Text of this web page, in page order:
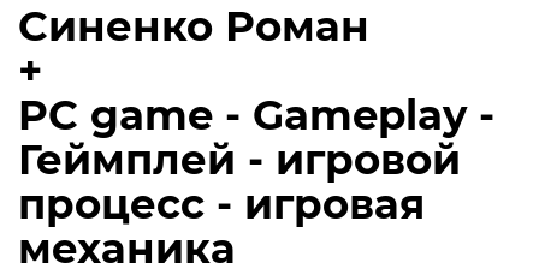
Синенко Роман
+
PC game - Gameplay -
Геймплей - игровой
процесс - игровая
механика